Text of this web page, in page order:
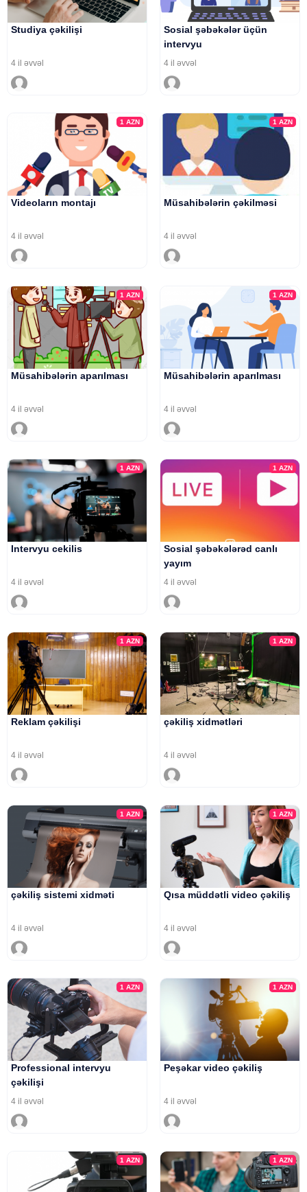
Studiya çəkilişi
4 il əvvəl
Sosial şəbəkələr üçün
intervyu
4 il əvvəl
1AZN
Videoların montajı
4 il əvvəl
1 AZN
Müsahibələrin çəkilməsi
4 il əvvəl
1AZN
Müsahibələrin aparılması
4 il əvvəl
1 AZN
Müsahibələrin aparılması
4 il əvvəl
1AZN
Intervyu cekilis
4 il əvvəl
1 AZN
Sosial şəbəkələrəd canlı
yayım
4 il əvvəl
1AZN
Reklam çəkilişi
4 il əvvəl
1 AZN
çəkiliş xidmətləri
4 il əvvəl
1AZN
çəkiliş sistemi xidməti
4 il əvvəl
1 AZN
Qısa müddətli video çəkiliş
4 il əvvəl
1AZN
Professional intervyu
çəkilişi
4 il əvvəl
1 AZN
Peşəkar video çəkiliş
4 il əvvəl
1AZN 1 AZN